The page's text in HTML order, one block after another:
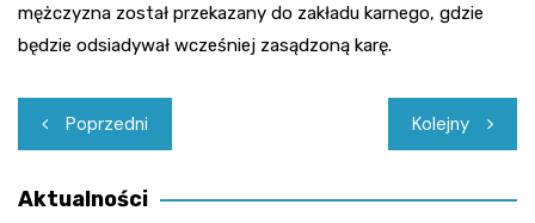
mężczyzna został przekazany do zakładu karnego, gdzie
będzie odsiadywał wcześniej zasądzoną karę.
Nawigacja
wpisu
Poprzedni Kolejny
Aktualności